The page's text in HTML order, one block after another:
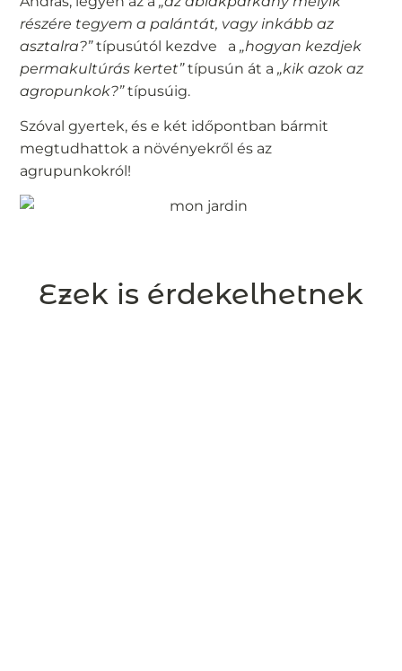
részére tegyem a palántát, vagy inkább az
asztalra?”típusútól kezdve a„hogyan kezdjek
permakultúrás kertet”típusún át a„kik azok az
agropunkok?”típusúig.
Szóval gyertek, és e két időpontban bármit
megtudhattok a növényekről és az
agrupunkokról!
Ezek is érdekelhetnek